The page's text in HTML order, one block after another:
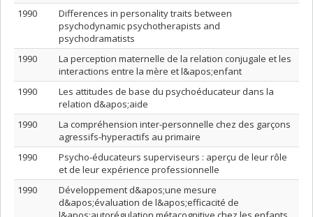
1990
Differences in personality traits between
psychodynamic psychotherapists and
psychodramatists
1990
La perception maternelle de la relation conjugale et les
interactions entre la mère et l&apos;enfant
1990
Les attitudes de base du psychoéducateur dans la
relation d&apos;aide
1990
La compréhension inter-personnelle chez des garçons
agressifs-hyperactifs au primaire
1990
Psycho-éducateurs superviseurs : aperçu de leur rôle
et de leur expérience professionnelle
1990
Développement d&apos;une mesure
d&apos;évaluation de l&apos;efficacité de